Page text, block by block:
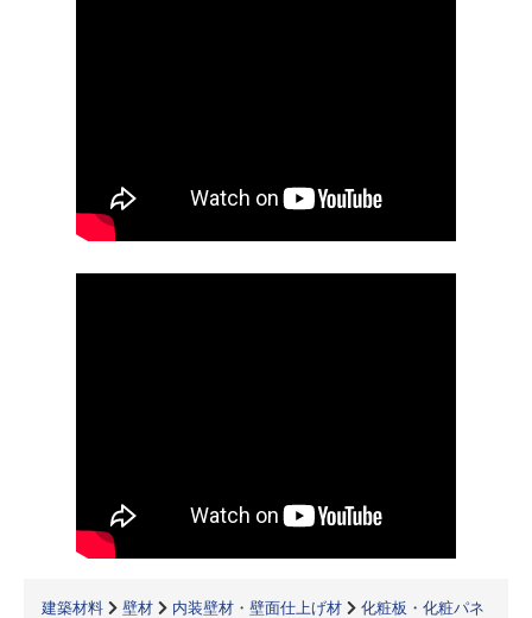
建築材料 壁材 内装壁材・壁面仕上げ材
化粧板・化粧パネ